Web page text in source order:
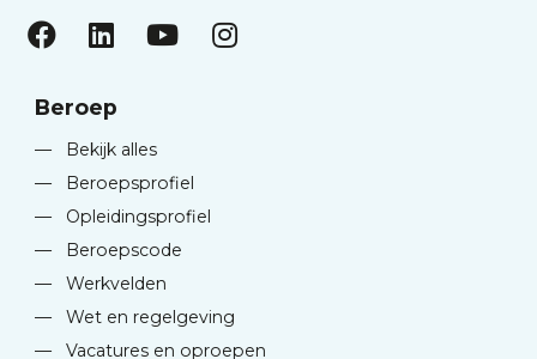
Beroep
—
Bekijk alles
—
Beroepsprofiel
—
Opleidingsprofiel
—
Beroepscode
—
Werkvelden
—
Wet en regelgeving
—
Vacatures en oproepen